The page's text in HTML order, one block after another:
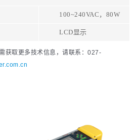
100~240VAC，80W
LCD显示
获取更多技术信息，请联系：027-